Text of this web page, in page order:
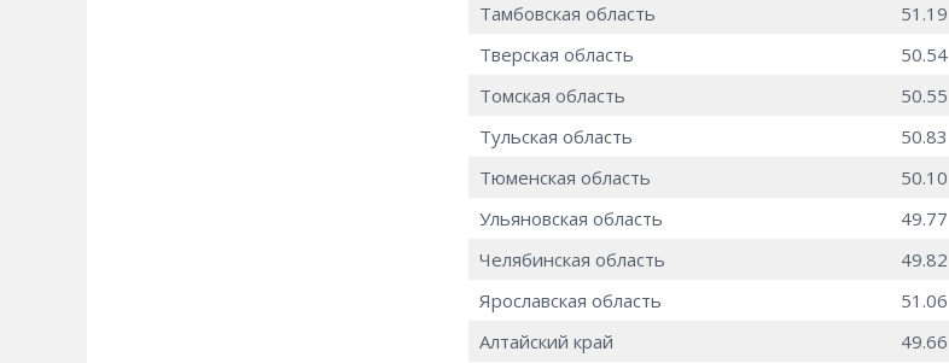
Тамбовская область
51.19
Тверская область
50.54
Томская область
50.55
Тульская область
50.83
Тюменская область
50.10
Ульяновская область
49.77
Челябинская область
49.82
Ярославская область
51.06
Алтайский край
49.66